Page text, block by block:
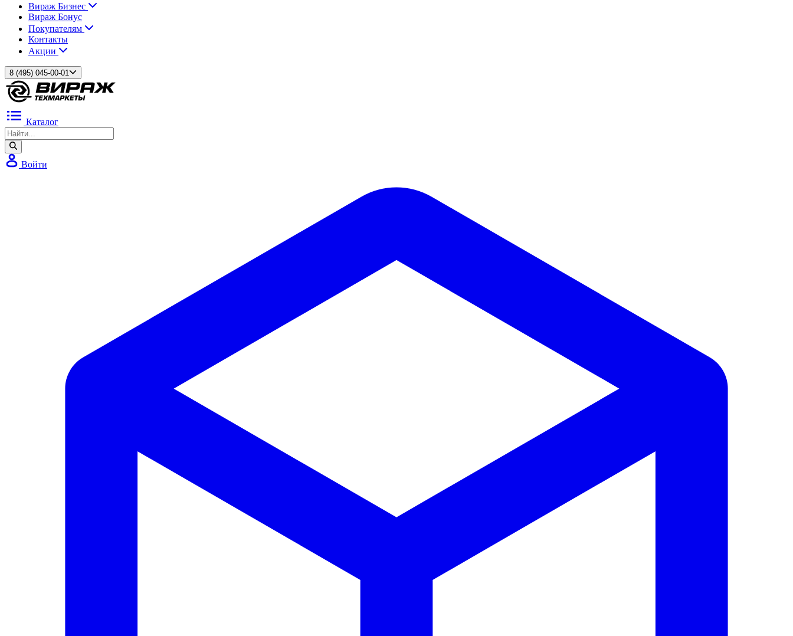
Вираж Бизнес
Вираж Бонус
Покупателям
Контакты
Акции
8 (495) 045-00-01
Каталог
Войти